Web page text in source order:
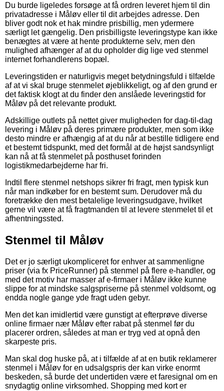
Du burde ligeledes forsøge at få ordren leveret hjem til din
privatadresse i Måløv eller til dit arbejdes adresse. Den
bliver godt nok et hak mindre prisbillig, men ydermere
særligt let gængelig. Den prisbilligste leveringstype kan ikke
benægtes at være at hente produkterne selv, men den
mulighed afhænger af at du opholder dig lige ved stenmel
internet forhandlerens bopæl.
Leveringstiden er naturligvis meget betydningsfuld i tilfælde
af at vi skal bruge stenmelet øjeblikkeligt, og af den grund er
det faktisk klogt at du finder den anslåede leveringstid for
Måløv på det relevante produkt.
Adskillige outlets på nettet giver muligheden for dag-til-dag
levering i Måløv på deres primære produkter, men som ikke
desto mindre er afhængig af at du når at bestille tidligere end
et bestemt tidspunkt, med det formål at de højst sandsynligt
kan nå at få stenmelet på posthuset forinden
logistikmedarbejderne har fri.
Indtil flere stenmel netshops sikrer fri fragt, men typisk kun
når man indkøber for en bestemt sum. Derudover må du
foretrække den mest betalelige leveringsudgave, hvilket
gerne vil være at få fragtmanden til at levere stenmelet til et
afhentningssted.
Stenmel til Måløv
Det er jo særligt ukompliceret for enhver at sammenligne
priser (via fx PriceRunner) på stenmel på flere e-handler, og
med det motiv har masser af e-firmaer i Måløv ikke kunne
slippe for at mindske salgspriserne på stenmel voldsomt, og
endda nogle gange yde fragt uden gebyr.
Men det kan imidlertid være gunstigt at efterprøve diverse
online firmaer nær Måløv efter rabat på stenmel før du
placerer ordren, således at man er tryg ved at opnå den
skarpeste pris.
Man skal dog huske på, at i tilfælde af at en butik reklamerer
stenmel i Måløv for en udsalgspris der kan virke enormt
beskeden, så burde det undertiden være et faresignal om en
snydagtig online virksomhed. Shopping med kort er